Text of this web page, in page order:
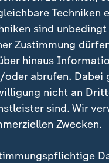
in der Gedenkstätte
Bruch
Techniken
sind
Zustimmung
hinaus
oder abrufen. Dabei
nicht an
sind. Wir
Zwecken.